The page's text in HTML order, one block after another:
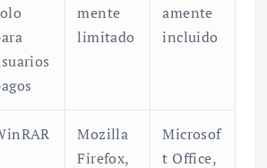
mente
limitado
amente
incluido
Mozilla
Firefox,
Microsof
t Office,